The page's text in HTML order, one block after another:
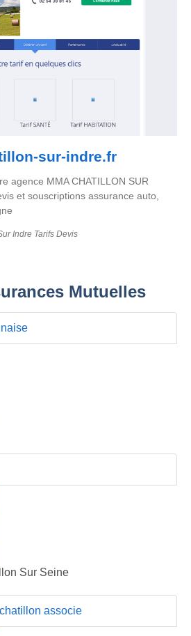
sur-indre.fr
agence MMA CHATILLON SUR
et souscriptions assurance auto,
Indre Tarifs Devis
Mutuelles
Sur Seine
associe